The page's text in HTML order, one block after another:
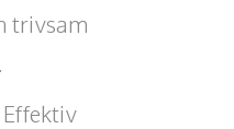
trivsam